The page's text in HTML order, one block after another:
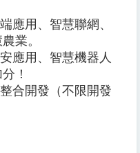
應用、智慧聯網、
業。
應用、智慧機器人
！
合開發（不限開發